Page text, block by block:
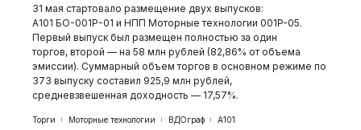
31 мая стартовало размещение двух выпусков:
А101 БО-001Р-01 и НПП Моторные технологии 001P-05.
Первый выпуск был размещен полностью за один
торгов, второй — на 58 млн рублей (82,86% от объема
эмиссии). Суммарный объем торгов в основном режиме по
373 выпуску составил 925,9 млн рублей,
средневзвешенная доходность — 17,57%.
Торги Моторные технологии ВДОграф А101